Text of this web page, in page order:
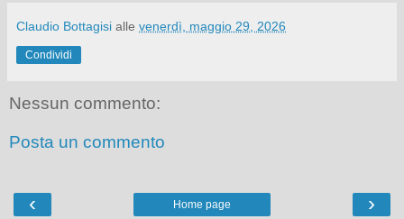
Claudio Bottagisi alle venerdì, maggio 29, 2026
Condividi
Nessun commento:
Posta un commento
‹ ›
Home page